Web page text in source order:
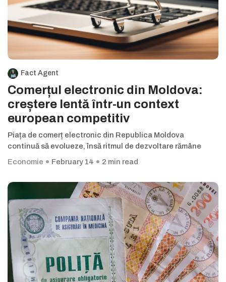
Fact Agent
Comerțul electronic din Moldova:
creștere lentă într-un context
european competitiv
Piața de comerț electronic din Republica Moldova
continuă să evolueze, însă ritmul de dezvoltare rămâne
Economie
February 14 2 min read